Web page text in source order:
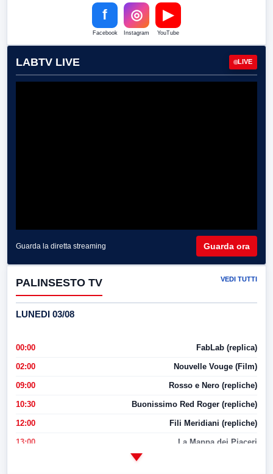
f
Facebook
◎
Instagram
▶
YouTube
LABTV LIVE LIVE
Guarda la diretta streaming Guarda ora
PALINSESTO TV VEDI TUTTI
LUNEDI 03/08
00:00 FabLab (replica)
02:00 Nouvelle Vouge (Film)
09:00 Rosso e Nero (repliche)
10:30 Buonissimo Red Roger (repliche)
12:00 Fili Meridiani (repliche)
13:00 La Mappa dei Piaceri